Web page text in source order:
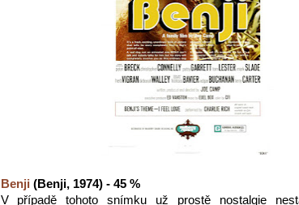
Benji (Benji, 1974) - 45 %
V případě tohoto snímku už prostě nostalgie